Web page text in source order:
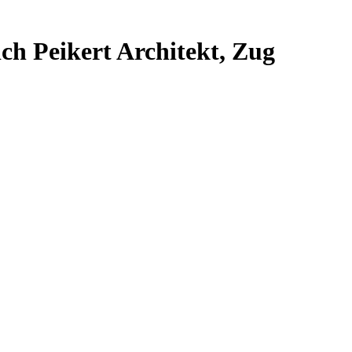
Peikert Architekt, Zug